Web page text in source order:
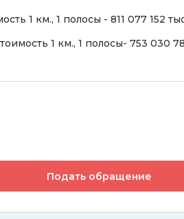
1 км., 1 полосы - 811 077 152
1 км., 1 полосы- 753 030
Подать обращение